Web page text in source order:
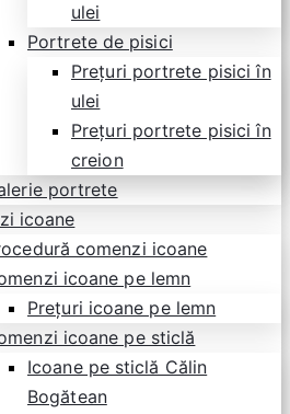
ulei
Portrete de pisici
Prețuri portrete pisici în
ulei
Prețuri portrete pisici în
creion
portrete
icoane
comenzi icoane
icoane pe lemn
Prețuri icoane pe lemn
icoane pe sticlă
Icoane pe sticlă Călin
Bogătean